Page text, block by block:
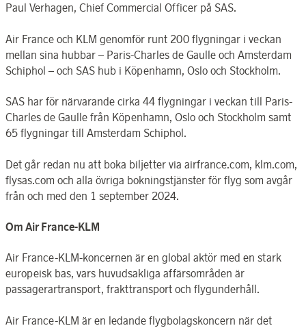
Paul Verhagen, Chief Commercial Officer på SAS.
Air France och KLM genomför runt 200 flygningar i veckan
mellan sina hubbar – Paris-Charles de Gaulle och Amsterdam
Schiphol – och SAS hub i Köpenhamn, Oslo och Stockholm.
SAS har för närvarande cirka 44 flygningar i veckan till Paris-
Charles de Gaulle från Köpenhamn, Oslo och Stockholm samt
65 flygningar till Amsterdam Schiphol.
Det går redan nu att boka biljetter via airfrance.com, klm.com,
flysas.com och alla övriga bokningstjänster för flyg som avgår
från och med den 1 september 2024.
Om Air France-KLM
Air France-KLM-koncernen är en global aktör med en stark
europeisk bas, vars huvudsakliga affärsområden är
passagerartransport, frakttransport och flygunderhåll.
Air France-KLM är en ledande flygbolagskoncern när det